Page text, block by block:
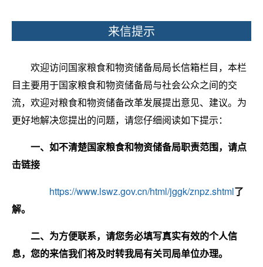
来信提示
欢迎访问国家粮食和物资储备局局长信箱栏目，本栏
目主要用于国家粮食和物资储备局与社会公众之间的交
流，欢迎对粮食和物资储备改革发展提出意见、建议。为
更好地解决您提出的问题，请您仔细阅读如下提示：
一、如不清楚国家粮食和物资储备局职责范围，请点
击链接
https://www.lswz.gov.cn/html/jggk/znpz.shtml了
解。
二、为方便联系，请您务必填写真实有效的个人信
息，您的来信我们将及时转我局有关司局单位办理。